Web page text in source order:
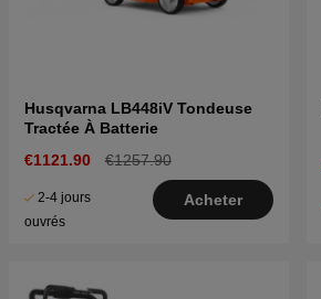
Husqvarna LB448iV Tondeuse
Tractée À Batterie
€1121.90
€1257.90
2-4 jours
ouvrés
Acheter